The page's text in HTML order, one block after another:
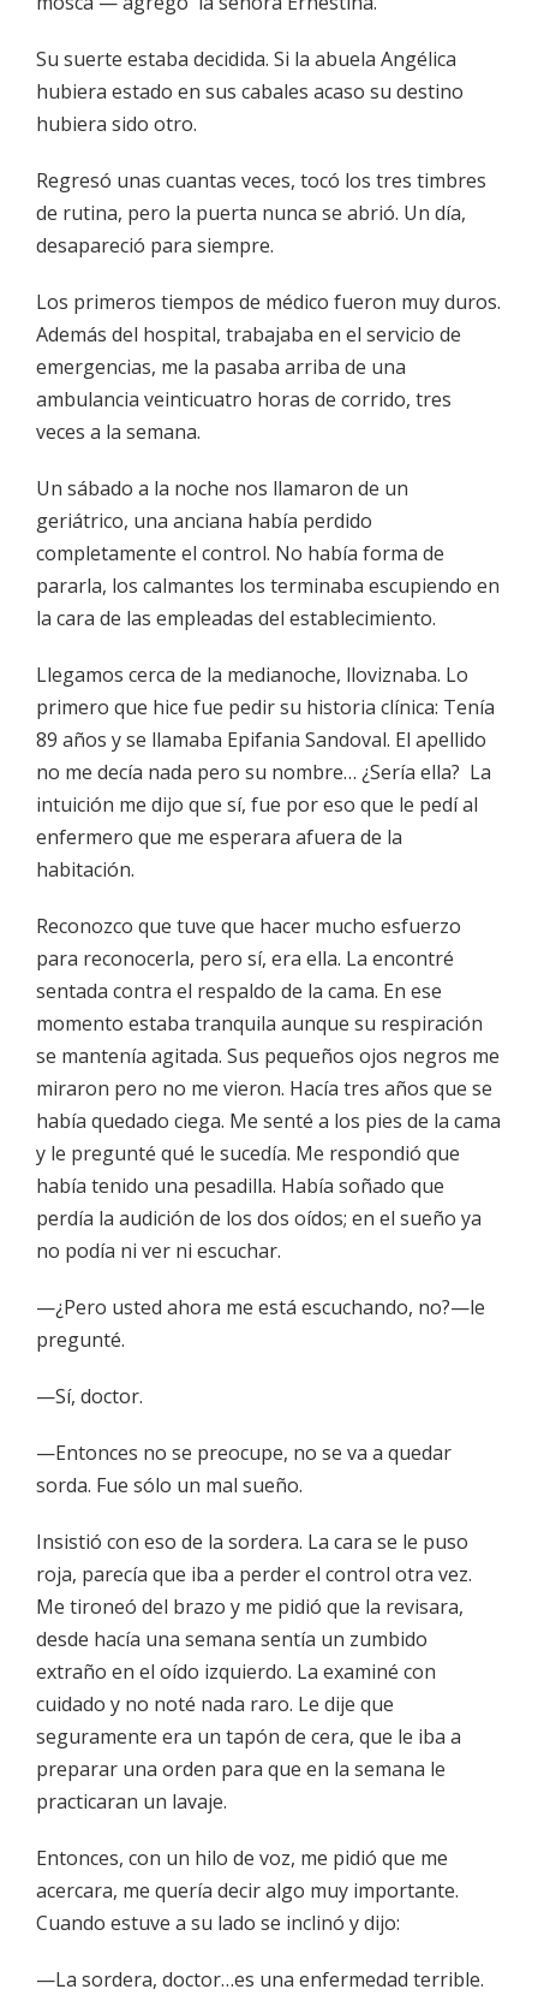
Su suerte estaba decidida. Si la abuela Angélica
hubiera estado en sus cabales acaso su destino
hubiera sido otro.
Regresó unas cuantas veces, tocó los tres timbres
de rutina, pero la puerta nunca se abrió. Un día,
desapareció para siempre.
Los primeros tiempos de médico fueron muy duros.
Además del hospital, trabajaba en el servicio de
emergencias, me la pasaba arriba de una
ambulancia veinticuatro horas de corrido, tres
veces a la semana.
Un sábado a la noche nos llamaron de un
geriátrico, una anciana había perdido
completamente el control. No había forma de
pararla, los calmantes los terminaba escupiendo en
la cara de las empleadas del establecimiento.
Llegamos cerca de la medianoche, lloviznaba. Lo
primero que hice fue pedir su historia clínica: Tenía
89 años y se llamaba Epifania Sandoval. El apellido
no me decía nada pero su nombre… ¿Sería ella? La
intuición me dijo que sí, fue por eso que le pedí al
enfermero que me esperara afuera de la
habitación.
Reconozco que tuve que hacer mucho esfuerzo
para reconocerla, pero sí, era ella. La encontré
sentada contra el respaldo de la cama. En ese
momento estaba tranquila aunque su respiración
se mantenía agitada. Sus pequeños ojos negros me
miraron pero no me vieron. Hacía tres años que se
había quedado ciega. Me senté a los pies de la cama
y le pregunté qué le sucedía. Me respondió que
había tenido una pesadilla. Había soñado que
perdía la audición de los dos oídos; en el sueño ya
no podía ni ver ni escuchar.
—¿Pero usted ahora me está escuchando, no?—le
pregunté.
—Sí, doctor.
—Entonces no se preocupe, no se va a quedar
sorda. Fue sólo un mal sueño.
Insistió con eso de la sordera. La cara se le puso
roja, parecía que iba a perder el control otra vez.
Me tironeó del brazo y me pidió que la revisara,
desde hacía una semana sentía un zumbido
extraño en el oído izquierdo. La examiné con
cuidado y no noté nada raro. Le dije que
seguramente era un tapón de cera, que le iba a
preparar una orden para que en la semana le
practicaran un lavaje.
Entonces, con un hilo de voz, me pidió que me
acercara, me quería decir algo muy importante.
Cuando estuve a su lado se inclinó y dijo:
—La sordera, doctor…es una enfermedad terrible.